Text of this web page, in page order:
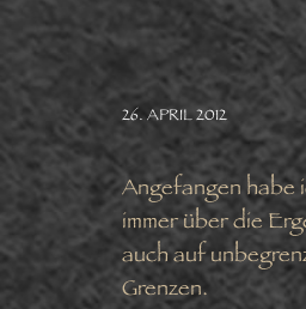
26. APRIL 2012
Angefangen habe
immer über die
auch auf
Grenzen.